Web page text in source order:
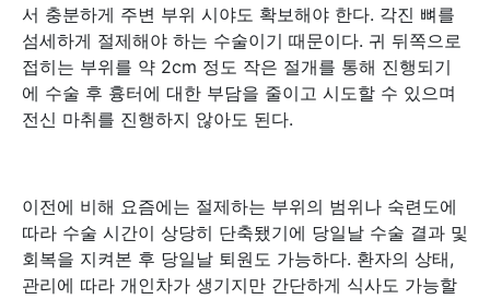
서 충분하게 주변 부위 시야도 확보해야 한다. 각진 뼈를
섬세하게 절제해야 하는 수술이기 때문이다. 귀 뒤쪽으로
접히는 부위를 약 2cm 정도 작은 절개를 통해 진행되기
에 수술 후 흉터에 대한 부담을 줄이고 시도할 수 있으며
전신 마취를 진행하지 않아도 된다.
이전에 비해 요즘에는 절제하는 부위의 범위나 숙련도에
따라 수술 시간이 상당히 단축됐기에 당일날 수술 결과 및
회복을 지켜본 후 당일날 퇴원도 가능하다. 환자의 상태,
관리에 따라 개인차가 생기지만 간단하게 식사도 가능할